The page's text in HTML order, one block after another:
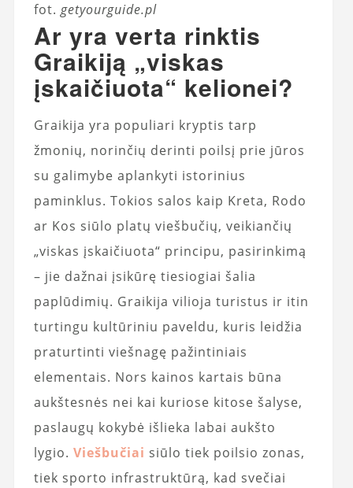
fot. getyourguide.pl
Ar yra verta rinktis
Graikiją „viskas
įskaičiuota“ kelionei?
Graikija yra populiari kryptis tarp
žmonių, norinčių derinti poilsį prie jūros
su galimybe aplankyti istorinius
paminklus. Tokios salos kaip Kreta, Rodo
ar Kos siūlo platų viešbučių, veikiančių
„viskas įskaičiuota“ principu, pasirinkimą
– jie dažnai įsikūrę tiesiogiai šalia
paplūdimių. Graikija vilioja turistus ir itin
turtingu kultūriniu paveldu, kuris leidžia
praturtinti viešnagę pažintiniais
elementais. Nors kainos kartais būna
aukštesnės nei kai kuriose kitose šalyse,
paslaugų kokybė išlieka labai aukšto
lygio. Viešbučiai siūlo tiek poilsio zonas,
tiek sporto infrastruktūrą, kad svečiai